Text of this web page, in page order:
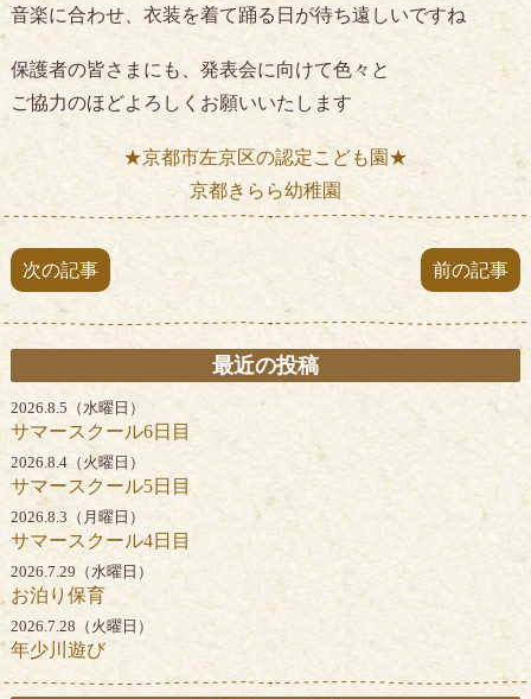
音楽に合わせ、衣装を着て踊る日が待ち遠しいですね
保護者の皆さまにも、発表会に向けて色々と
ご協力のほどよろしくお願いいたします
★京都市左京区の認定こども園★
京都きらら幼稚園
次の記事 前の記事
最近の投稿
2026.8.5（水曜日）
サマースクール6日目
2026.8.4（火曜日）
サマースクール5日目
2026.8.3（月曜日）
サマースクール4日目
2026.7.29（水曜日）
お泊り保育
2026.7.28（火曜日）
年少川遊び